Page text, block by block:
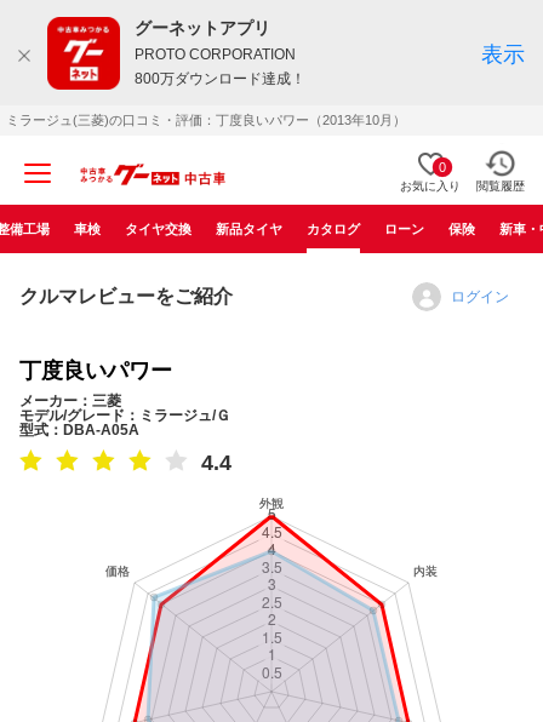
グーネットアプリ
PROTO CORPORATION
800万ダウンロード達成！
表示
ミラージュ(三菱)の口コミ・評価：丁度良いパワー（2013年10月）
0
お気に入り 閲覧履歴
備工場 車検 タイヤ交換 新品タイヤ カタログ ローン 保険 新車・
クルマレビューをご紹介 ログイン
丁度良いパワー
メーカー：三菱
モデル/グレード：ミラージュ/Ｇ
型式：DBA-A05A
4.4